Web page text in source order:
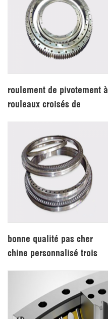
roulement de pivotement à
rouleaux croisés de
industrielle
bonne qualité pas cher
chine personnalisé trois
d'orientation anneau